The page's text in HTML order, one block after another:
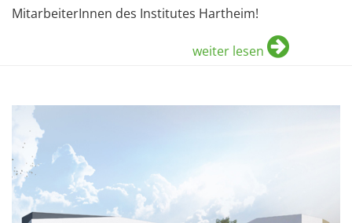
MitarbeiterInnen des Institutes Hartheim!
weiter lesen